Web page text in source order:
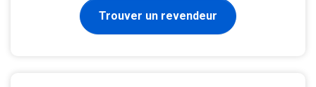
Trouver un revendeur